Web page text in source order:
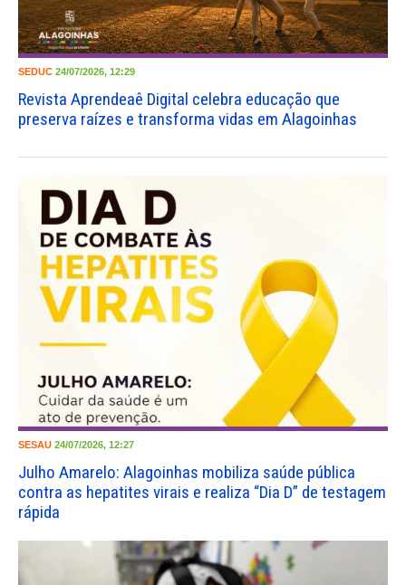
SEDUC 24/07/2026, 12:29
Revista Aprendeaê Digital celebra educação que
preserva raízes e transforma vidas em Alagoinhas
SESAU 24/07/2026, 12:27
Julho Amarelo: Alagoinhas mobiliza saúde pública
contra as hepatites virais e realiza “Dia D” de testagem
rápida